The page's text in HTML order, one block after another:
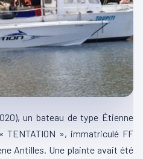
un bateau de type Étienne
TENTATION », immatriculé FF
Antilles. Une plainte avait été